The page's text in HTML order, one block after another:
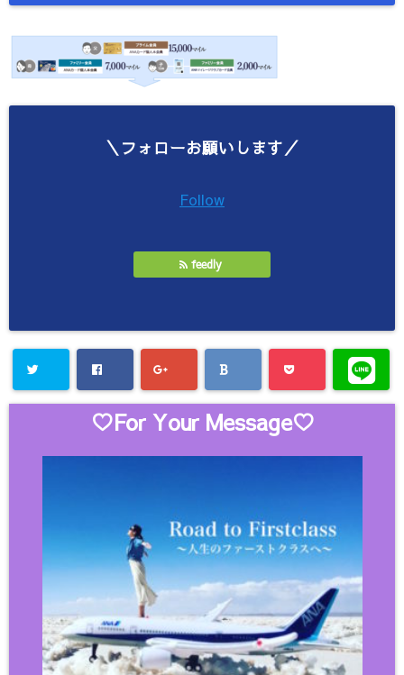
＼フォローお願いします／
Follow
feedly
♡For Your Message♡